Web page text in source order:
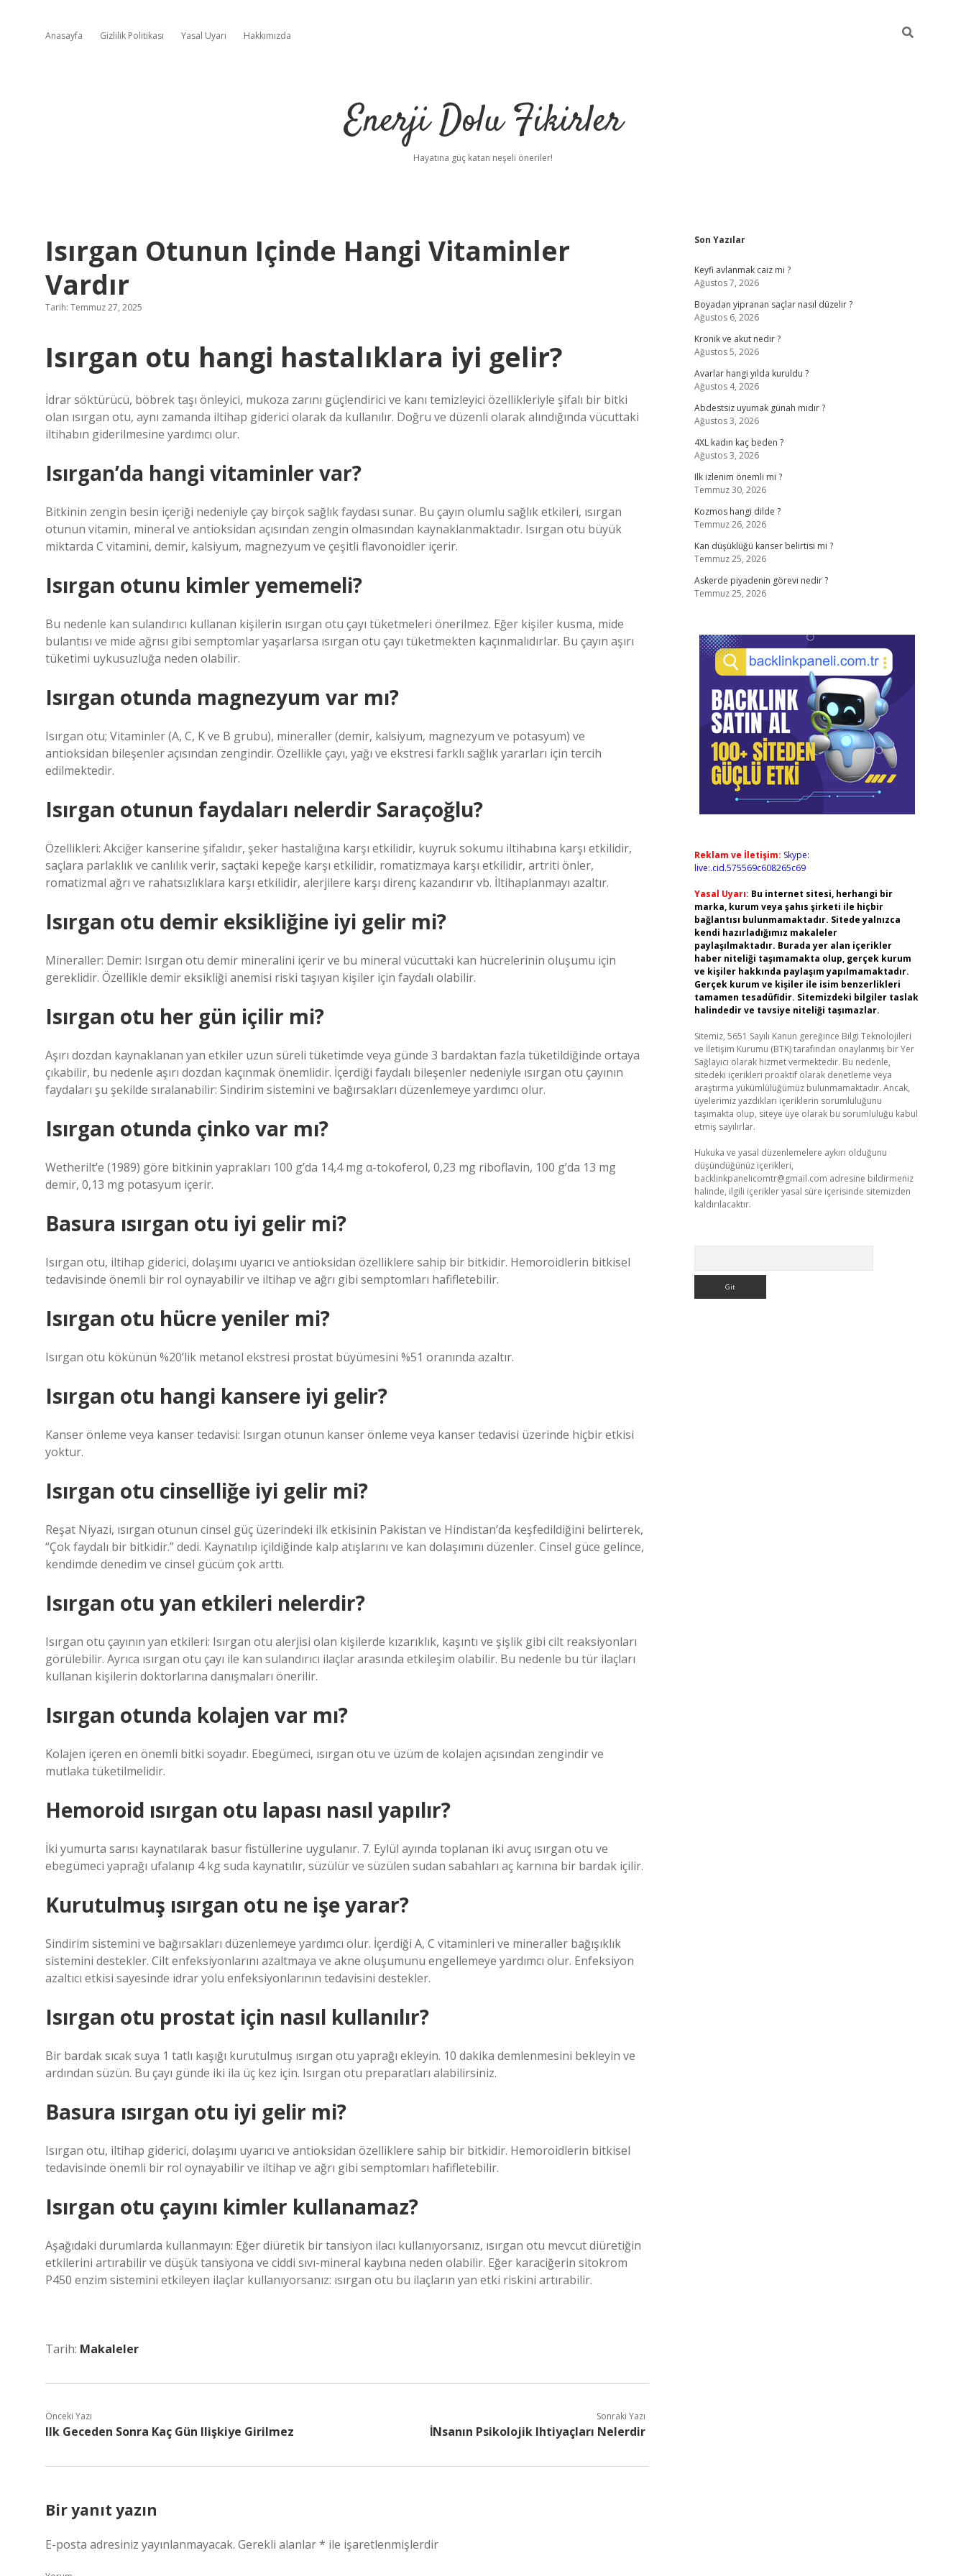
Anasayfa Gizlilik Politikası Yasal Uyarı Hakkımızda
Enerji Dolu Fikirler
Hayatına güç katan neşeli öneriler!
Isırgan Otunun Içinde Hangi Vitaminler
Vardır
Tarih: Temmuz 27, 2025
Isırgan otu hangi hastalıklara iyi gelir?
İdrar söktürücü, böbrek taşı önleyici, mukoza zarını güçlendirici ve kanı temizleyici özellikleriyle şifalı bir bitki
olan ısırgan otu, aynı zamanda iltihap giderici olarak da kullanılır. Doğru ve düzenli olarak alındığında vücuttaki
iltihabın giderilmesine yardımcı olur.
Isırgan’da hangi vitaminler var?
Bitkinin zengin besin içeriği nedeniyle çay birçok sağlık faydası sunar. Bu çayın olumlu sağlık etkileri, ısırgan
otunun vitamin, mineral ve antioksidan açısından zengin olmasından kaynaklanmaktadır. Isırgan otu büyük
miktarda C vitamini, demir, kalsiyum, magnezyum ve çeşitli flavonoidler içerir.
Isırgan otunu kimler yememeli?
Bu nedenle kan sulandırıcı kullanan kişilerin ısırgan otu çayı tüketmeleri önerilmez. Eğer kişiler kusma, mide
bulantısı ve mide ağrısı gibi semptomlar yaşarlarsa ısırgan otu çayı tüketmekten kaçınmalıdırlar. Bu çayın aşırı
tüketimi uykusuzluğa neden olabilir.
Isırgan otunda magnezyum var mı?
Isırgan otu; Vitaminler (A, C, K ve B grubu), mineraller (demir, kalsiyum, magnezyum ve potasyum) ve
antioksidan bileşenler açısından zengindir. Özellikle çayı, yağı ve ekstresi farklı sağlık yararları için tercih
edilmektedir.
Isırgan otunun faydaları nelerdir Saraçoğlu?
Özellikleri: Akciğer kanserine şifalıdır, şeker hastalığına karşı etkilidir, kuyruk sokumu iltihabına karşı etkilidir,
saçlara parlaklık ve canlılık verir, saçtaki kepeğe karşı etkilidir, romatizmaya karşı etkilidir, artriti önler,
romatizmal ağrı ve rahatsızlıklara karşı etkilidir, alerjilere karşı direnç kazandırır vb. İltihaplanmayı azaltır.
Isırgan otu demir eksikliğine iyi gelir mi?
Mineraller: Demir: Isırgan otu demir mineralini içerir ve bu mineral vücuttaki kan hücrelerinin oluşumu için
gereklidir. Özellikle demir eksikliği anemisi riski taşıyan kişiler için faydalı olabilir.
Isırgan otu her gün içilir mi?
Aşırı dozdan kaynaklanan yan etkiler uzun süreli tüketimde veya günde 3 bardaktan fazla tüketildiğinde ortaya
çıkabilir, bu nedenle aşırı dozdan kaçınmak önemlidir. İçerdiği faydalı bileşenler nedeniyle ısırgan otu çayının
faydaları şu şekilde sıralanabilir: Sindirim sistemini ve bağırsakları düzenlemeye yardımcı olur.
Isırgan otunda çinko var mı?
Wetherilt’e (1989) göre bitkinin yaprakları 100 g’da 14,4 mg α-tokoferol, 0,23 mg riboflavin, 100 g’da 13 mg
demir, 0,13 mg potasyum içerir.
Basura ısırgan otu iyi gelir mi?
Isırgan otu, iltihap giderici, dolaşımı uyarıcı ve antioksidan özelliklere sahip bir bitkidir. Hemoroidlerin bitkisel
tedavisinde önemli bir rol oynayabilir ve iltihap ve ağrı gibi semptomları hafifletebilir.
Isırgan otu hücre yeniler mi?
Isırgan otu kökünün %20’lik metanol ekstresi prostat büyümesini %51 oranında azaltır.
Isırgan otu hangi kansere iyi gelir?
Kanser önleme veya kanser tedavisi: Isırgan otunun kanser önleme veya kanser tedavisi üzerinde hiçbir etkisi
yoktur.
Isırgan otu cinselliğe iyi gelir mi?
Reşat Niyazi, ısırgan otunun cinsel güç üzerindeki ilk etkisinin Pakistan ve Hindistan’da keşfedildiğini belirterek,
“Çok faydalı bir bitkidir.” dedi. Kaynatılıp içildiğinde kalp atışlarını ve kan dolaşımını düzenler. Cinsel güce gelince,
kendimde denedim ve cinsel gücüm çok arttı.
Isırgan otu yan etkileri nelerdir?
Isırgan otu çayının yan etkileri: Isırgan otu alerjisi olan kişilerde kızarıklık, kaşıntı ve şişlik gibi cilt reaksiyonları
görülebilir. Ayrıca ısırgan otu çayı ile kan sulandırıcı ilaçlar arasında etkileşim olabilir. Bu nedenle bu tür ilaçları
kullanan kişilerin doktorlarına danışmaları önerilir.
Isırgan otunda kolajen var mı?
Kolajen içeren en önemli bitki soyadır. Ebegümeci, ısırgan otu ve üzüm de kolajen açısından zengindir ve
mutlaka tüketilmelidir.
Hemoroid ısırgan otu lapası nasıl yapılır?
İki yumurta sarısı kaynatılarak basur fistüllerine uygulanır. 7. Eylül ayında toplanan iki avuç ısırgan otu ve
ebegümeci yaprağı ufalanıp 4 kg suda kaynatılır, süzülür ve süzülen sudan sabahları aç karnına bir bardak içilir.
Kurutulmuş ısırgan otu ne işe yarar?
Sindirim sistemini ve bağırsakları düzenlemeye yardımcı olur. İçerdiği A, C vitaminleri ve mineraller bağışıklık
sistemini destekler. Cilt enfeksiyonlarını azaltmaya ve akne oluşumunu engellemeye yardımcı olur. Enfeksiyon
azaltıcı etkisi sayesinde idrar yolu enfeksiyonlarının tedavisini destekler.
Isırgan otu prostat için nasıl kullanılır?
Bir bardak sıcak suya 1 tatlı kaşığı kurutulmuş ısırgan otu yaprağı ekleyin. 10 dakika demlenmesini bekleyin ve
ardından süzün. Bu çayı günde iki ila üç kez için. Isırgan otu preparatları alabilirsiniz.
Basura ısırgan otu iyi gelir mi?
Isırgan otu, iltihap giderici, dolaşımı uyarıcı ve antioksidan özelliklere sahip bir bitkidir. Hemoroidlerin bitkisel
tedavisinde önemli bir rol oynayabilir ve iltihap ve ağrı gibi semptomları hafifletebilir.
Isırgan otu çayını kimler kullanamaz?
Aşağıdaki durumlarda kullanmayın: Eğer diüretik bir tansiyon ilacı kullanıyorsanız, ısırgan otu mevcut diüretiğin
etkilerini artırabilir ve düşük tansiyona ve ciddi sıvı-mineral kaybına neden olabilir. Eğer karaciğerin sitokrom
P450 enzim sistemini etkileyen ilaçlar kullanıyorsanız: ısırgan otu bu ilaçların yan etki riskini artırabilir.
Tarih: Makaleler
Önceki Yazı
Ilk Geceden Sonra Kaç Gün Ilişkiye Girilmez
Sonraki Yazı
İNsanın Psikolojik Ihtiyaçları Nelerdir
Bir yanıt yazın
E-posta adresiniz yayınlanmayacak. Gerekli alanlar* ile işaretlenmişlerdir
Sidebar
Son Yazılar
Keyfi avlanmak caiz mi ?
Ağustos 7, 2026
Boyadan yipranan saçlar nasıl düzelir ?
Ağustos 6, 2026
Kronik ve akut nedir ?
Ağustos 5, 2026
Avarlar hangi yılda kuruldu ?
Ağustos 4, 2026
Abdestsiz uyumak günah mıdır ?
Ağustos 3, 2026
4XL kadın kaç beden ?
Ağustos 3, 2026
Ilk izlenim önemli mi ?
Temmuz 30, 2026
Kozmos hangi dilde ?
Temmuz 26, 2026
Kan düşüklüğü kanser belirtisi mi ?
Temmuz 25, 2026
Askerde piyadenin görevi nedir ?
Temmuz 25, 2026
Reklam ve İletişim: Skype:
live:.cid.575569c608265c69
Yasal Uyarı: Bu internet sitesi, herhangi bir
marka, kurum veya şahıs şirketi ile hiçbir
bağlantısı bulunmamaktadır. Sitede yalnızca
kendi hazırladığımız makaleler
paylaşılmaktadır. Burada yer alan içerikler
haber niteliği taşımamakta olup, gerçek kurum
ve kişiler hakkında paylaşım yapılmamaktadır.
Gerçek kurum ve kişiler ile isim benzerlikleri
tamamen tesadüfidir. Sitemizdeki bilgiler taslak
halindedir ve tavsiye niteliği taşımazlar.
Sitemiz, 5651 Sayılı Kanun gereğince Bilgi Teknolojileri
ve İletişim Kurumu (BTK) tarafından onaylanmış bir Yer
Sağlayıcı olarak hizmet vermektedir. Bu nedenle,
sitedeki içerikleri proaktif olarak denetleme veya
araştırma yükümlülüğümüz bulunmamaktadır. Ancak,
üyelerimiz yazdıkları içeriklerin sorumluluğunu
taşımakta olup, siteye üye olarak bu sorumluluğu kabul
etmiş sayılırlar.
Hukuka ve yasal düzenlemelere aykırı olduğunu
düşündüğünüz içerikleri,
backlinkpanelicomtr@gmail.com adresine bildirmeniz
halinde, ilgili içerikler yasal süre içerisinde sitemizden
kaldırılacaktır.